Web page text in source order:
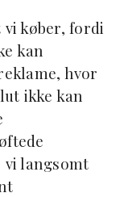
køber, fordi
kan
hvor
ikke kan
langsomt